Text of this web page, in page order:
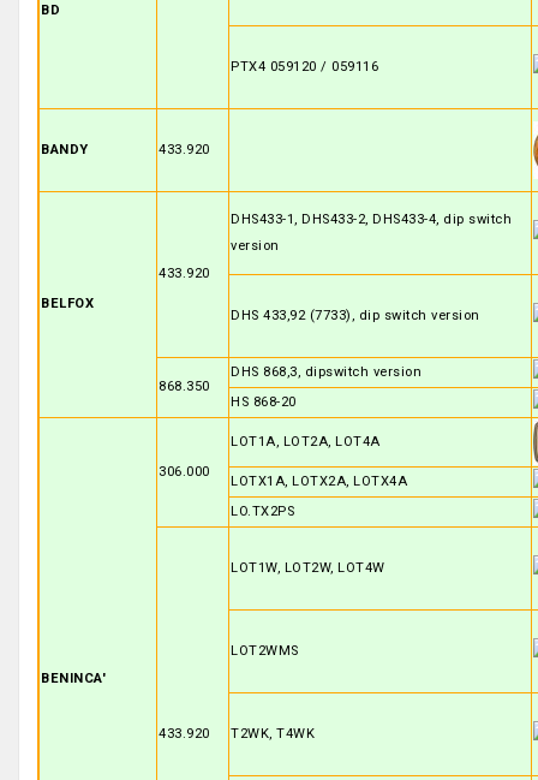
BD
PTX4 059120 / 059116
BANDY 433.920
BELFOX
433.920
DHS433-1, DHS433-2, DHS433-4, dip switch
version
DHS 433,92 (7733), dip switch version
868.350
DHS 868,3, dipswitch version
HS 868-20
BENINCA'
306.000
LOT1A, LOT2A, LOT4A
LOTX1A, LOTX2A, LOTX4A
LO.TX2PS
433.920
LOT1W, LOT2W, LOT4W
LOT2WMS
T2WK, T4WK